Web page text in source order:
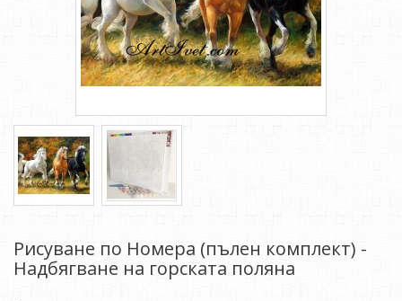
Рисуване по Номера (пълен комплект) -
Надбягване на горската поляна